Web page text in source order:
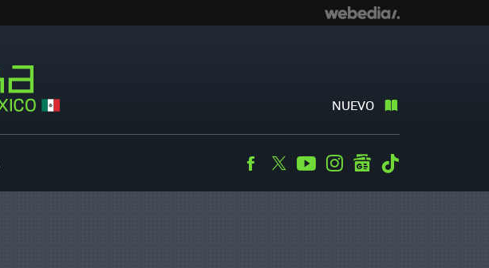
NUEVO
Facebook
TwitterYoutubeInstagramgooglenews